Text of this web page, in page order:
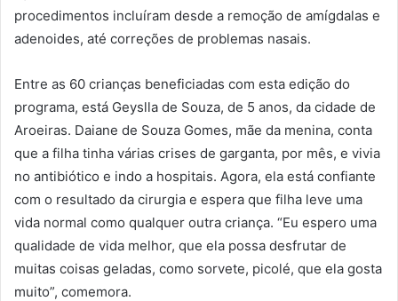
procedimentos incluíram desde a remoção de amígdalas e
adenoides, até correções de problemas nasais.
Entre as 60 crianças beneficiadas com esta edição do
programa, está Geyslla de Souza, de 5 anos, da cidade de
Aroeiras. Daiane de Souza Gomes, mãe da menina, conta
que a filha tinha várias crises de garganta, por mês, e vivia
no antibiótico e indo a hospitais. Agora, ela está confiante
com o resultado da cirurgia e espera que filha leve uma
vida normal como qualquer outra criança. “Eu espero uma
qualidade de vida melhor, que ela possa desfrutar de
muitas coisas geladas, como sorvete, picolé, que ela gosta
muito”, comemora.